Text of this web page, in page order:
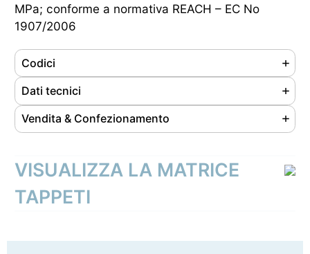
MPa; conforme a normativa REACH – EC No
1907/2006
Codici
Referenze113125
Ean8059386335314
Dati tecnici
Materiale PVC
ColoreGrigio chiaro
Dimensioni (LxPxH)1200 x 60000 x 15 mm
Certificazione
Vendita & Confezionamento
Nr. pezzi/confezione1
Dimensioni conf. (LxPxH)
VISUALIZZA LA MATRICE
TAPPETI